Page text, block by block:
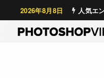
2026年8月8日 人気エ